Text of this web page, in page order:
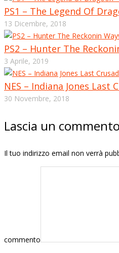
PS1 – The Legend Of
13 Dicembre, 2018
PS2 – Hunter The
3 Aprile, 2019
NES – Indiana Jones Last
30 Novembre, 2018
Lascia un commento
Il tuo indirizzo email non verrà
commento